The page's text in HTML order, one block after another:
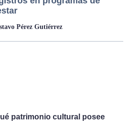
Pérez Gutiérrez
patrimonio cultural posee